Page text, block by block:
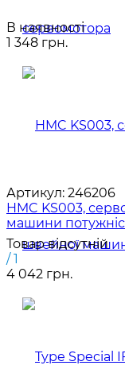
В наявності
1 348 грн.
Артикул: 246206
HMC KS003,
машини
Товар відсутній
/ 1
4 042 грн.